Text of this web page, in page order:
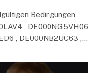
Bedingungen
, DE000NG5VH06
, DE000NB2UC63 ,…